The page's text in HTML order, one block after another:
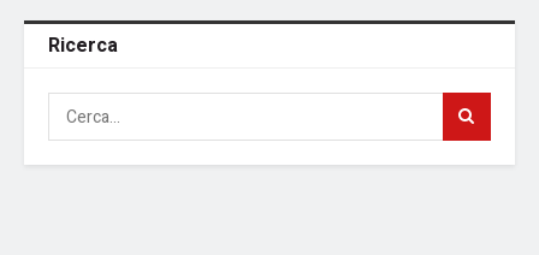
Ricerca